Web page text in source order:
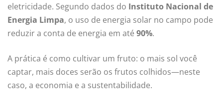
eletricidade. Segundo dados do Instituto Nacional de
Energia Limpa, o uso de energia solar no campo pode
reduzir a conta de energia em até 90%.
A prática é como cultivar um fruto: o mais sol você
captar, mais doces serão os frutos colhidos—neste
caso, a economia e a sustentabilidade.